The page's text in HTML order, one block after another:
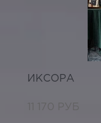
ИКСОРА
11 170 РУБ